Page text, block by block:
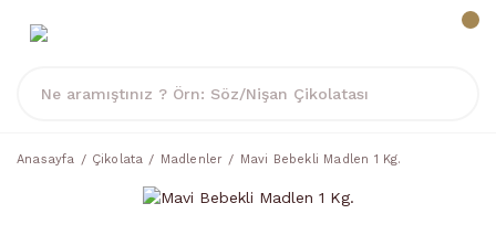
Anasayfa Çikolata Madlenler Mavi Bebekli Madlen 1 Kg.